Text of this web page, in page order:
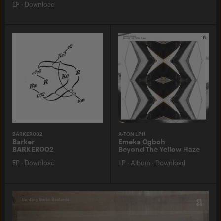
EP · Download
BARKER002
Barker
BARKER002
EP · Download
A-TON LP11
Emeka Ogboh
Beyond The Yellow Haze
LP · Album · Download